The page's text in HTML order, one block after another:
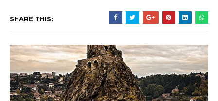
SHARE THIS: